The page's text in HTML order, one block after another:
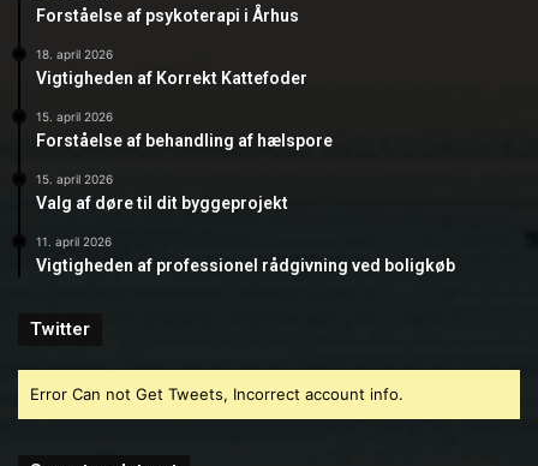
Forståelse af psykoterapi i Århus
18. april 2026
Vigtigheden af Korrekt Kattefoder
15. april 2026
Forståelse af behandling af hælspore
15. april 2026
Valg af døre til dit byggeprojekt
11. april 2026
Vigtigheden af professionel rådgivning ved boligkøb
Twitter
Error Can not Get Tweets, Incorrect account info.